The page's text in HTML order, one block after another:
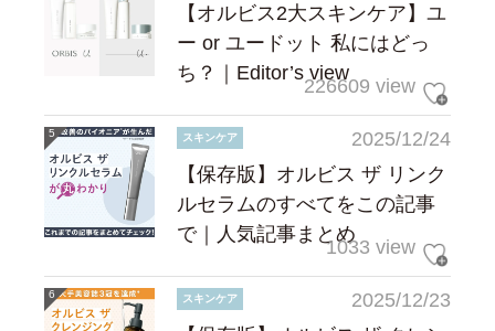
【オルビス2大スキンケア】ユ
ー or ユードット 私にはどっ
ち？｜Editor’s view
226609 view
2025/12/24
スキンケア
【保存版】オルビス ザ リンク
ルセラムのすべてをこの記事
で｜人気記事まとめ
1033 view
2025/12/23
スキンケア